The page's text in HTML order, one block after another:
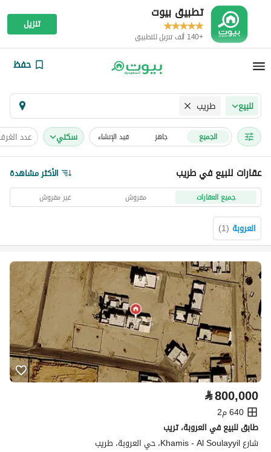
تطبيق بيوت
+140 ألف تنزيل للتطبيق
تنزيل
حفظ
للبيع طريب
الجميع جاهز قيد الإنشاء سكني عدد
عقارات للبيع في طريب الأكثر مشاهدة
جميع العقارات مفروش غير مفروش
العروبة (
1
)
⃁800,000
640 م2
طابق للبيع في العروبة، تريب
شارع Khamis - Al Soulayyil، حي العروبة، طريب